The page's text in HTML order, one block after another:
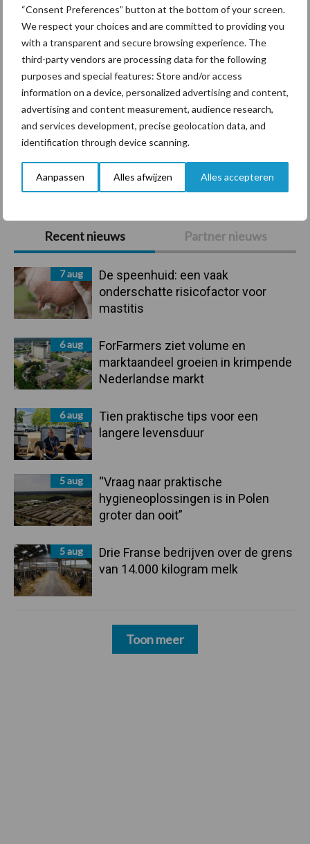
“Consent Preferences” button at the bottom of your screen.
We respect your choices and are committed to providing you
with a transparent and secure browsing experience. The
third-party vendors are processing data for the following
purposes and special features: Store and/or access
information on a device, personalized advertising and content,
advertising and content measurement, audience research,
and services development, precise geolocation data, and
identification through device scanning.
Aanpassen Alles afwijzen Alles accepteren
Primaire
Sidebar
Recent nieuws Partner nieuws
7 aug
De speenhuid: een vaak
onderschatte risicofactor voor
mastitis
6 aug
ForFarmers ziet volume en
marktaandeel groeien in krimpende
Nederlandse markt
6 aug
Tien praktische tips voor een
langere levensduur
5 aug
“Vraag naar praktische
hygieneoplossingen is in Polen
groter dan ooit”
5 aug
Drie Franse bedrijven over de grens
van 14.000 kilogram melk
Toon meer
Mastitis Hittestress